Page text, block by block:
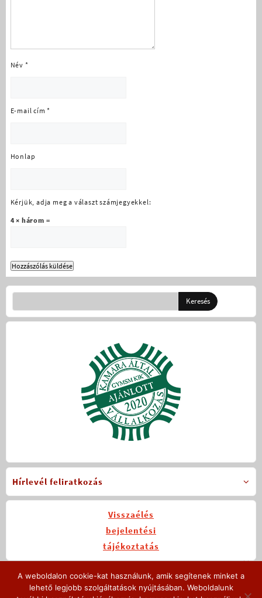
Név *
E-mail cím*
Honlap
Kérjük, adja meg a választ számjegyekkel:
4 × három =
Hírlevél feliratkozás
Visszaélés
bejelentési
tájékoztatás
Legutóbbi hírek
A weboldalon cookie-kat használunk, amik segítenek minket a
lehető legjobb szolgáltatások nyújtásában. Weboldalunk